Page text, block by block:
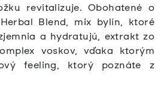
revitalizuje. Obohatené o
Blend, mix bylín, ktoré
a hydratujú, extrakt zo
voskov, vďaka ktorým
feeling, ktorý poznáte z